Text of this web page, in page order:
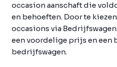
occasion aanschaft die
en behoeften. Door te
occasions via
een voordelige prijs en een
bedrijfswagen.